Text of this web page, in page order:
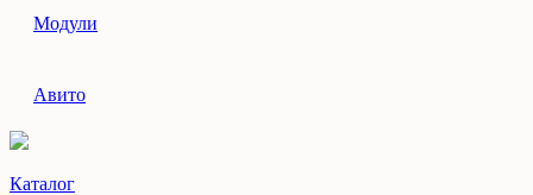
Модули
Авито
Каталог